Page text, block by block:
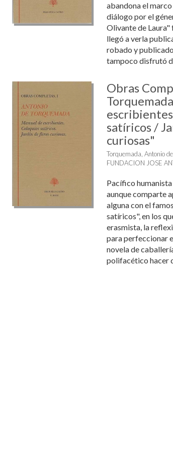
abandona el
diálogo por el
Olivante de Laura"
llegó a verla
robado y
tampoco disfrutó
Obras
satíricos /
curiosas"
Torquemada, Antonio de
FUNDACION JOSE
Pacífico
aunque comparte
alguna con el
satíricos", en los
erasmista, la
para perfeccionar
novela de
polifacético hacer